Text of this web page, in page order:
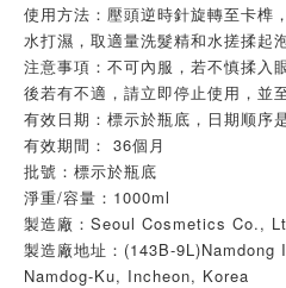
使用方法：壓頭逆時針旋轉至卡榫
水打濕，取適量洗髮精和水搓揉起
注意事項：不可內服，若不慎揉入
後若有不適，請立即停止使用，並
有效日期：標示於瓶底，日期顺
有效期間： 36個月
批號：標示於瓶底
淨重/容量：1000ml
製造廠：Seoul Cosmetics Co.,
製造廠地址：(143B-
Namdog-Ku, Incheon, Korea